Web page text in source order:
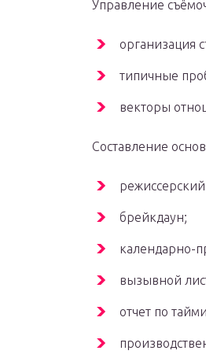
Управление
организация
типичные
векторы
Составление
брейкдаун;
календарно-
вызывной
отчет по